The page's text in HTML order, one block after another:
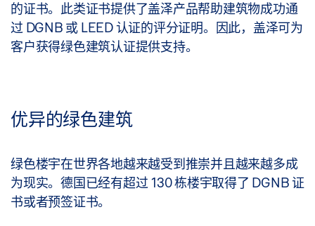
的证书。此类证书提供了盖泽产品帮助建筑物成功通
过 DGNB 或 LEED 认证的评分证明。因此，盖泽可为
客户获得绿色建筑认证提供支持。
优异的绿色建筑
绿色楼宇在世界各地越来越受到推崇并且越来越多成
为现实。德国已经有超过 130 栋楼宇取得了 DGNB 证
书或者预签证书。